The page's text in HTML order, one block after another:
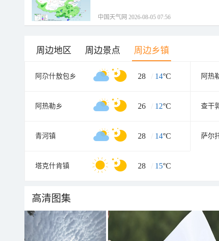
中国天气网 2026-08-05 07:56
周边地区 周边景点 周边乡镇
阿尕什敖包乡 28 / 14°C 阿热
阿热勒乡 26 / 12°C 查干
青河镇 28 / 14°C 萨尔
塔克什肯镇 28 / 15°C
高清图集